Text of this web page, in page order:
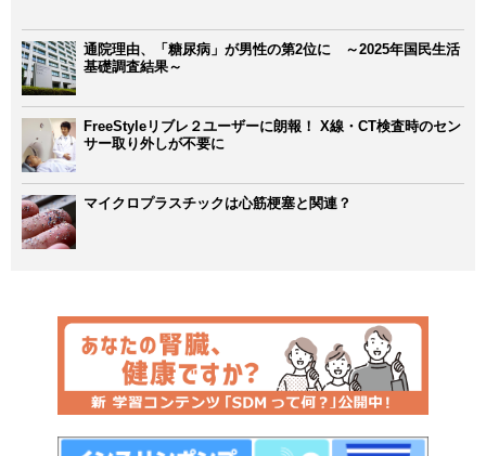
通院理由、「糖尿病」が男性の第2位に ～2025年国民生活
基礎調査結果～
FreeStyleリブレ２ユーザーに朗報！ X線・CT検査時のセン
サー取り外しが不要に
マイクロプラスチックは心筋梗塞と関連？